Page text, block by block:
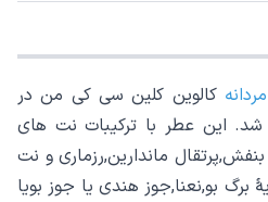
کالوین کلین سی کی من در
شد. این عطر با ترکیبات نت های
ماندارین,رزماری و نت
برگ بو,نعنا,جوز هندی یا جوز بویا